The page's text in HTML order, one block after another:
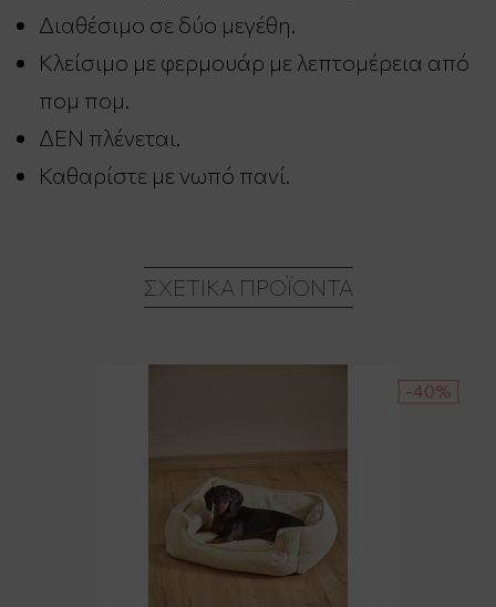
Διαθέσιμο σε δύο μεγέθη.
Κλείσιμο με φερμουάρ με λεπτομέρεια από
πομ πομ.
ΔΕΝ πλένεται.
Καθαρίστε με νωπό πανί.
ΣΧΕΤΙΚΆ ΠΡΟΪΌΝΤΑ
-40%